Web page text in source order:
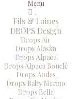
Menu
.
Fils & Laines
DROPS Design
Drops Air
Drops Alaska
Drops Alpaca
Drops Alpaca Bouclé
Drops Andes
Drops Baby Merino
Drops Belle